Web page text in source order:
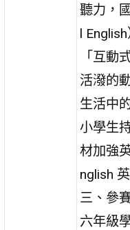
聽力，
l
「互動
活潑的
生活中
小學生
材加強
nglish
三、參
六年級